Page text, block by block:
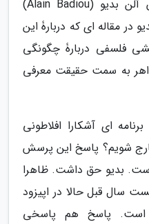
نوشتند. یکی از این فیلسوفان آلن بدیو (Alain Badiou)
در مقاله ای که دربارۀ این
فلسفی دربارۀ چگونگی
به سمت حقیقت معرفی
ای آشکارا افلاطونی
شویم؟ پاسخ این پرسش
است. بدیو حق داشت. ظاهرا
سال قبل حالا در اپیزود
است. پاسخ هم پاسخی